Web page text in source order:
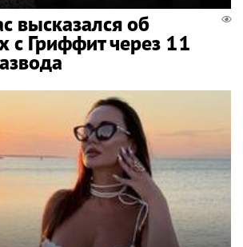
высказался об
с Гриффит через 11